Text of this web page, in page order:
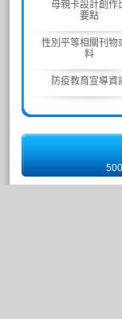
母親卡設計創作
要點
性別平等相關刊物
料
防疫教育宣導資